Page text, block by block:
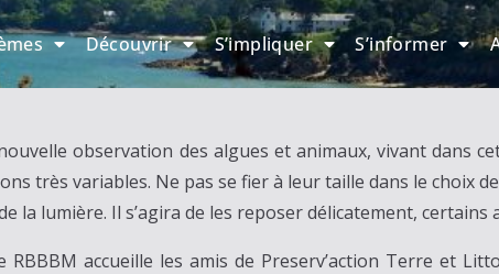
Découvrir S’impliquer S’informer
observation des algues et animaux, vivant dans
très variables. Ne pas se fier à leur taille dans le choix
la lumière. Il s’agira de les reposer délicatement,
accueille les amis de Preserv’action Terre et